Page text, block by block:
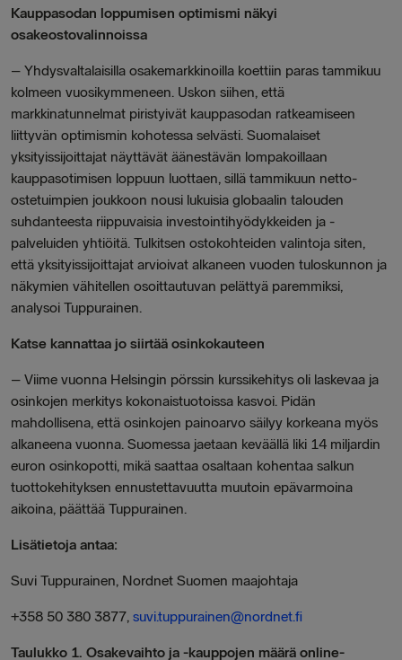
Kauppasodan loppumisen optimismi näkyi
osakeostovalinnoissa
– Yhdysvaltalaisilla osakemarkkinoilla koettiin paras tammikuu
kolmeen vuosikymmeneen. Uskon siihen, että
markkinatunnelmat piristyivät kauppasodan ratkeamiseen
liittyvän optimismin kohotessa selvästi. Suomalaiset
yksityissijoittajat näyttävät äänestävän lompakoillaan
kauppasotimisen loppuun luottaen, sillä tammikuun netto-
ostetuimpien joukkoon nousi lukuisia globaalin talouden
suhdanteesta riippuvaisia investointihyödykkeiden ja -
palveluiden yhtiöitä. Tulkitsen ostokohteiden valintoja siten,
että yksityissijoittajat arvioivat alkaneen vuoden tuloskunnon ja
näkymien vähitellen osoittautuvan pelättyä paremmiksi,
analysoi Tuppurainen.
Katse kannattaa jo siirtää osinkokauteen
– Viime vuonna Helsingin pörssin kurssikehitys oli laskevaa ja
osinkojen merkitys kokonaistuotoissa kasvoi. Pidän
mahdollisena, että osinkojen painoarvo säilyy korkeana myös
alkaneena vuonna. Suomessa jaetaan keväällä liki 14 miljardin
euron osinkopotti, mikä saattaa osaltaan kohentaa salkun
tuottokehityksen ennustettavuutta muutoin epävarmoina
aikoina, päättää Tuppurainen.
Lisätietoja antaa:
Suvi Tuppurainen, Nordnet Suomen maajohtaja
+358 50 380 3877, suvi.tuppurainen@nordnet.fi
Taulukko 1. Osakevaihto ja -kauppojen määrä online-